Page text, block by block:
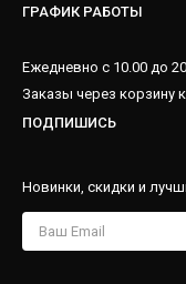
ГРАФИК РАБОТЫ
Ежедневно с 10.00 до
Заказы через корзину
ПОДПИШИСЬ
Новинки, скидки и